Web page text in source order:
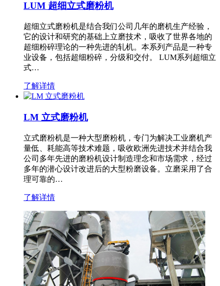
LUM 超细立式磨粉机
超细立式磨粉机是结合我们公司几年的磨机生产经验，
它的设计和研究的基础上立磨技术，吸收了世界各地的
超细粉碎理论的一种先进的轧机。本系列产品是一种专
业设备，包括超细粉碎，分级和交付。 LUM系列超细立
式…
了解详情
LM 立式磨粉机
立式磨粉机是一种大型磨粉机，专门为解决工业磨机产
量低、耗能高等技术难题，吸收欧洲先进技术并结合我
公司多年先进的磨粉机设计制造理念和市场需求，经过
多年的潜心设计改进后的大型粉磨设备。立磨采用了合
理可靠的…
了解详情